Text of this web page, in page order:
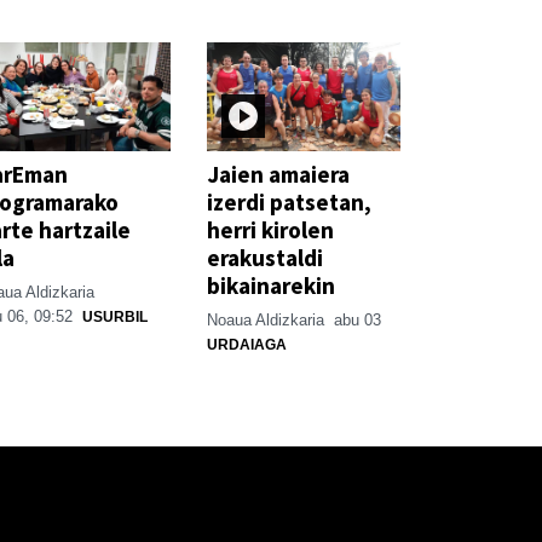
hartzaile
Aldizkaria
06, 09:52 USURBIL
Jaien amaiera
izerdi patsetan,
herri kirolen
erakustaldi
bikainarekin
Noaua Aldizkaria abu 03
URDAIAGA